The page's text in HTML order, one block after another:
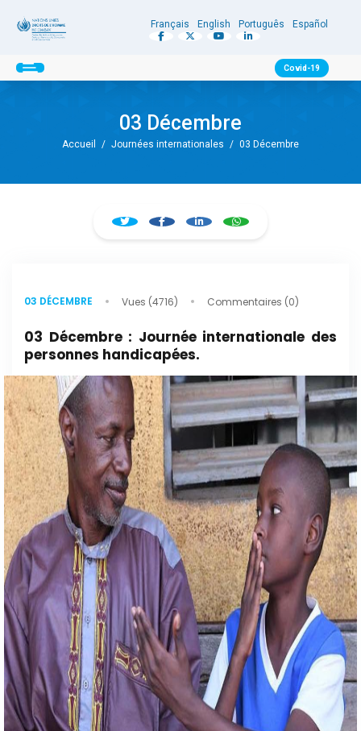
Français English Português Español
Covid-19
03 Décembre
Accueil / Journées internationales / 03 Décembre
03 DÉCEMBRE Vues (4716) Commentaires (0)
03 Décembre : Journée internationale des
personnes handicapées.